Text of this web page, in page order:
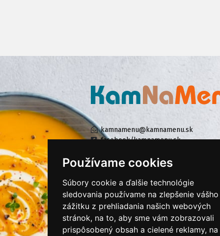
Používame cookies
Súbory cookie a ďalšie technológie
sledovania používame na zlepšenie vášho
zážitku z prehliadania našich webových
stránok, na to, aby sme vám zobrazovali
prispôsobený obsah a cielené reklamy, na
kamnamenu@kamnamenu.sk
facebook/kamnamenu.sk
KONTAKTUJTE NÁS
PRIHLÁSIŤ SA DO ZÁKAZNÍCKEJ ZÓNY